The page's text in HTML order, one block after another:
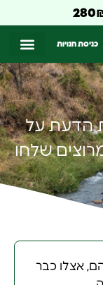
כניסת חנויות
הדעת על
שלחו
אצלו כבר